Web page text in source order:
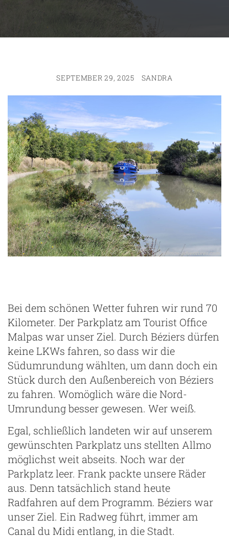
SEPTEMBER 29, 2025 SANDRA
Bei dem schönen Wetter fuhren wir rund 70
Kilometer. Der Parkplatz am Tourist Office
Malpas war unser Ziel. Durch Béziers dürfen
keine LKWs fahren, so dass wir die
Südumrundung wählten, um dann doch ein
Stück durch den Außenbereich von Béziers
zu fahren. Womöglich wäre die Nord-
Umrundung besser gewesen. Wer weiß.
Egal, schließlich landeten wir auf unserem
gewünschten Parkplatz uns stellten Allmo
möglichst weit abseits. Noch war der
Parkplatz leer. Frank packte unsere Räder
aus. Denn tatsächlich stand heute
Radfahren auf dem Programm. Béziers war
unser Ziel. Ein Radweg führt, immer am
Canal du Midi entlang, in die Stadt.